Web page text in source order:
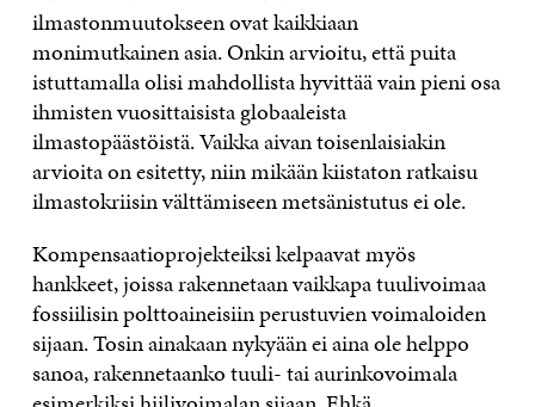
ilmastonmuutokseen ovat kaikkiaan
monimutkainen asia. Onkin arvioitu, että puita
istuttamalla olisi mahdollista hyvittää vain pieni osa
ihmisten vuosittaisista globaaleista
ilmastopäästöistä. Vaikka aivan toisenlaisiakin
arvioita on esitetty, niin mikään kiistaton ratkaisu
ilmastokriisin välttämiseen metsänistutus ei ole.
Kompensaatioprojekteiksi kelpaavat myös
hankkeet, joissa rakennetaan vaikkapa tuulivoimaa
fossiilisin polttoaineisiin perustuvien voimaloiden
sijaan. Tosin ainakaan nykyään ei aina ole helppo
sanoa, rakennetaanko tuuli- tai aurinkovoimala